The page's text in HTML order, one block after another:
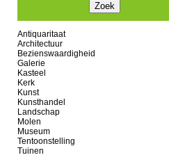
Antiquaritaat
Architectuur
Bezienswaardigheid
Galerie
Kasteel
Kerk
Kunst
Kunsthandel
Landschap
Molen
Museum
Tentoonstelling
Tuinen